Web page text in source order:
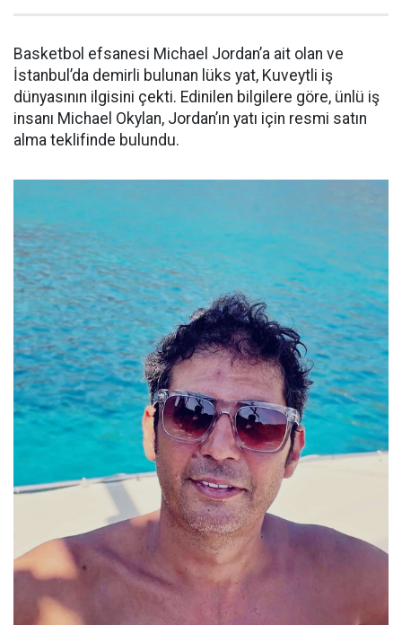
Basketbol efsanesi Michael Jordan’a ait olan ve
İstanbul’da demirli bulunan lüks yat, Kuveytli iş
dünyasının ilgisini çekti. Edinilen bilgilere göre, ünlü iş
insanı Michael Okylan, Jordan’ın yatı için resmi satın
alma teklifinde bulundu.